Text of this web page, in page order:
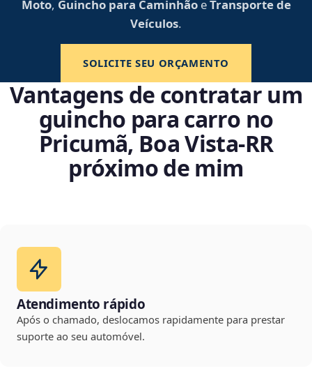
Moto, Guincho para CaminhãoeTransporte de
Veículos.
SOLICITE SEU ORÇAMENTO
Vantagens de contratar um
guincho para carro no
Pricumã, Boa Vista‑RR
próximo de mim
Atendimento rápido
Após o chamado, deslocamos rapidamente para prestar
suporte ao seu automóvel.